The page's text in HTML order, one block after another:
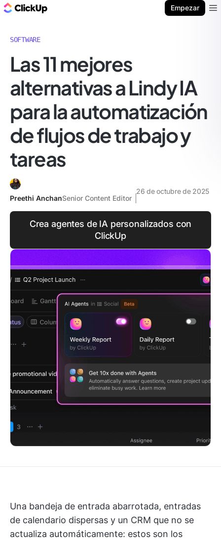
Empezar
SOFTWARE
Las 11 mejores
alternativas a Lindy IA
para la automatización
de flujos de trabajo y
tareas
Preethi AnchanSenior Content Editor
26 de octubre de 2025
Crea agentes de IA personalizados con
ClickUp
Una bandeja de entrada abarrotada, entradas
de calendario dispersas y un CRM que no se
actualiza automáticamente: estos son los